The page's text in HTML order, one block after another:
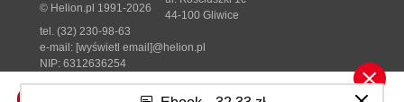
© Helion.pl 1991-2026
44-100 Gliwice
tel. (32) 230-98-63
e-mail: [wyświetl email]@helion.pl
NIP: 6312636254